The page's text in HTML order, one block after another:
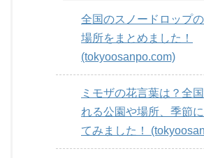
全国のスノードロップ
場所をまとめました！
(tokyoosanpo.com)
ミモザの花言葉は？全
れる公園や場所、季節
てみました！